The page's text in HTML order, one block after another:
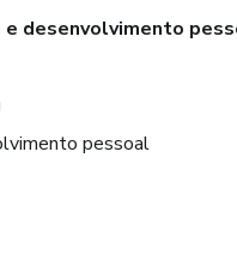
e desenvolvimento
pessoal